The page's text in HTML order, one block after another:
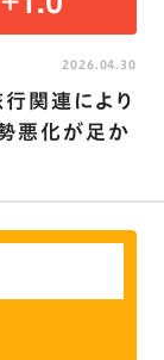
関連により
悪化が足か
2026.04.30